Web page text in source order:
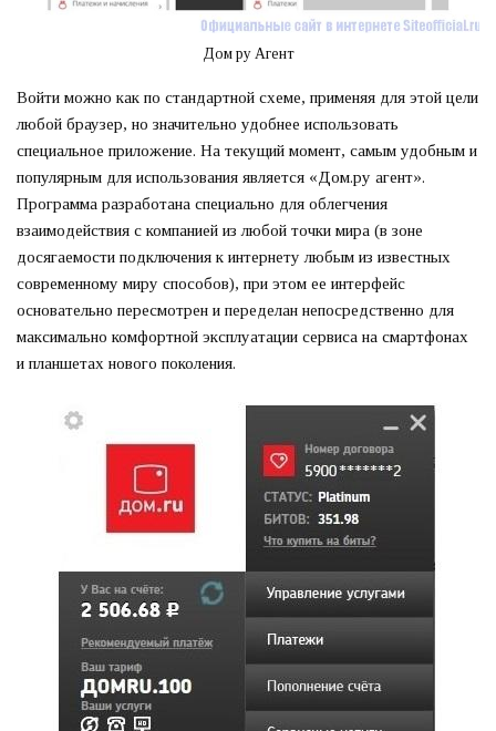
Дом ру Агент
Войти можно как по стандартной схеме, применяя для этой цели
любой браузер, но значительно удобнее использовать
специальное приложение. На текущий момент, самым удобным и
популярным для использования является «Дом.ру агент».
Программа разработана специально для облегчения
взаимодействия с компанией из любой точки мира (в зоне
досягаемости подключения к интернету любым из известных
современному миру способов), при этом ее интерфейс
основательно пересмотрен и переделан непосредственно для
максимально комфортной эксплуатации сервиса на смартфонах
и планшетах нового поколения.